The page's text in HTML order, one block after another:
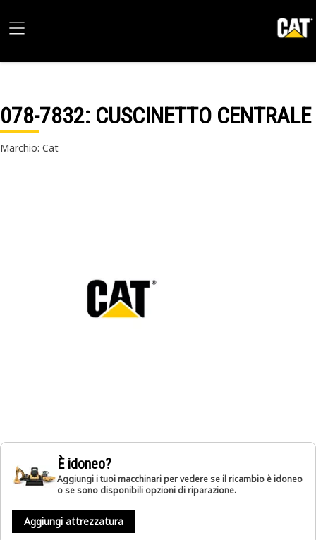
078-7832: CUSCINETTO CENTRALE
Marchio: Cat
È idoneo?
Aggiungi i tuoi macchinari per vedere se il ricambio è idoneo
o se sono disponibili opzioni di riparazione.
Aggiungi attrezzatura